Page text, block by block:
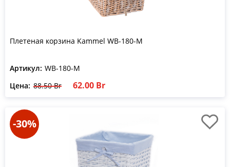
Плетеная корзина Kammel WB-180-M
Артикул: WB-180-M
Цена: 88.50 Br 62.00 Br
-30%